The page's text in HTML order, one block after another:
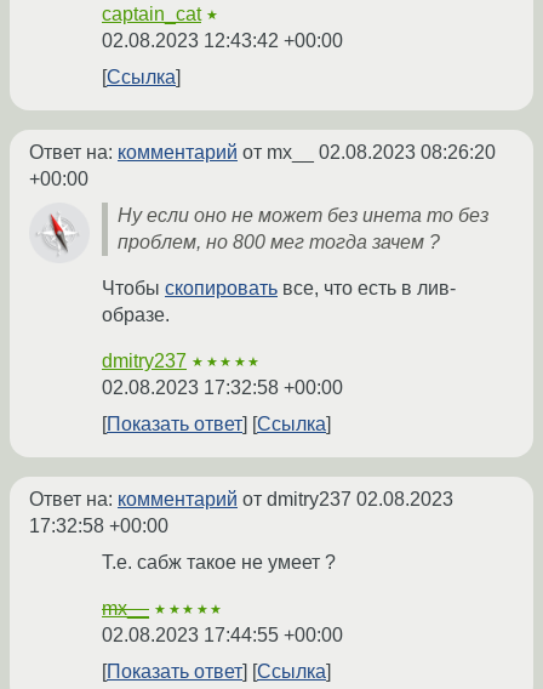
captain_cat ★
02.08.2023 12:43:42 +00:00
Ссылка
Ответ на: комментарий от mx__ 02.08.2023 08:26:20
+00:00
Ну если оно не может без инета то без
проблем, но 800 мег тогда зачем ?
Чтобы скопировать все, что есть в лив-
образе.
dmitry237 ★★★★★
02.08.2023 17:32:58 +00:00
Показать ответ
Ссылка
Ответ на: комментарий от dmitry237 02.08.2023
17:32:58 +00:00
Т.е. сабж такое не умеет ?
mx__ ★★★★★
02.08.2023 17:44:55 +00:00
Показать ответ
Ссылка